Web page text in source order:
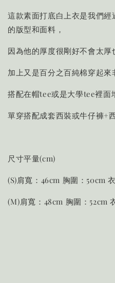
這款素面打底白上衣是我們
的版型和面料，
因為他的厚度很剛好不會太厚
加上又是百分之百純棉穿起來
搭配在帽tee或是大學tee裡面
單穿搭配成套西裝或牛仔褲+
尺寸平量(cm)
(S)肩寬：46cm 胸圍：50cm
(M)肩寬：48cm 胸圍：52cm